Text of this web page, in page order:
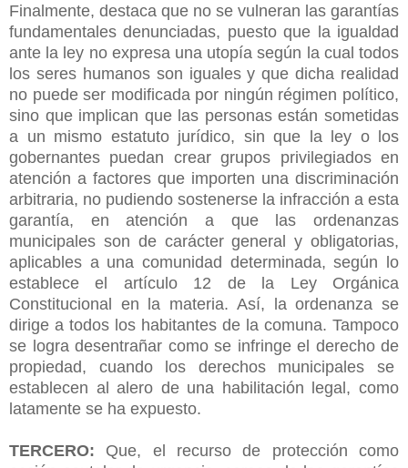
Finalmente, destaca que no se vulneran las garantías
fundamentales denunciadas, puesto que la igualdad
ante la ley no expresa una utopía según la cual todos
los seres humanos son iguales y que dicha realidad
no puede ser modificada por ningún régimen político,
sino que implican que las personas están sometidas
a un mismo estatuto jurídico, sin que la ley o los
gobernantes puedan crear grupos privilegiados en
atención a factores que importen una discriminación
arbitraria, no pudiendo sostenerse la infracción a esta
garantía, en atención a que las ordenanzas
municipales son de carácter general y obligatorias,
aplicables a una comunidad determinada, según lo
establece el artículo 12 de la Ley Orgánica
Constitucional en la materia. Así, la ordenanza se
dirige a todos los habitantes de la comuna. Tampoco
se logra desentrañar como se infringe el derecho de
propiedad, cuando los derechos municipales se
establecen al alero de una habilitación legal, como
latamente se ha expuesto.
TERCERO: Que, el recurso de protección como